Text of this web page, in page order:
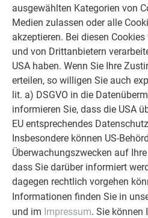
ausgewählten Kategorien von
Medien zulassen oder alle
akzeptieren. Bei diesen
und von Drittanbietern
USA haben. Wenn Sie Ihre
erteilen, so willigen Sie auch
lit. a) DSGVO in die
informieren Sie, dass die USA
EU entsprechendes
Insbesondere können US-
Überwachungszwecken auf
dass Sie darüber informiert
dagegen rechtlich vorgehen
Informationen finden Sie in
und im Impressum. Sie können
PREFA Dach- und
geeignet, Ihrem Projekt ein
Qualität und hoher Funktionalität
Generationen! Ob beim Neubau
die hochwertigen Dach- und
nahezu grenzenlosen
Im aktuellen Gesamtfolder für
unsere Produkte in einem neuen,
exklusive Folder zeigt welche
PREFA entstehen können,
Hintergründe und erläutert
Fordern Sie jetzt Ihren PREFA